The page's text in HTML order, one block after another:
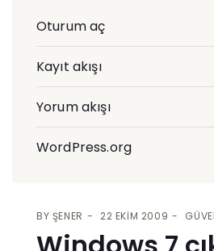
Oturum aç
Kayıt akışı
Yorum akışı
WordPress.org
BY ŞENER 22 EKIM 2009